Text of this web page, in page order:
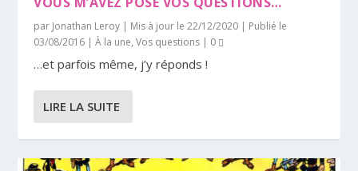
par Jonathan Leroy | Mis à jour le 22/12/2020 | Publié le
03/08/2016 |À la une,Vos questions | 0
…et parfois même, j’y réponds !
LIRE LA SUITE